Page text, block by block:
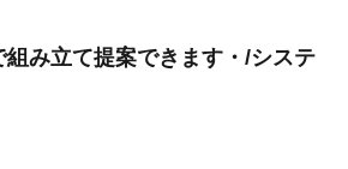
み立て提案できます・/システ